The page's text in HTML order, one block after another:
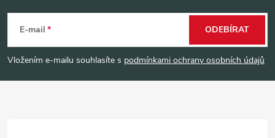
p
E-mail
Vložením e-mailu souhlasíte s podmínkami ochrany osobních údajů
ODEBÍRAT